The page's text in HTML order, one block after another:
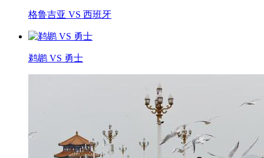
格鲁吉亚 VS 西班牙
鹈鹕 VS 勇士